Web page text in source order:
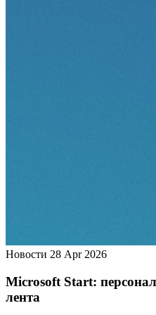
Новости 28 Apr 2026
Microsoft Start:
лента